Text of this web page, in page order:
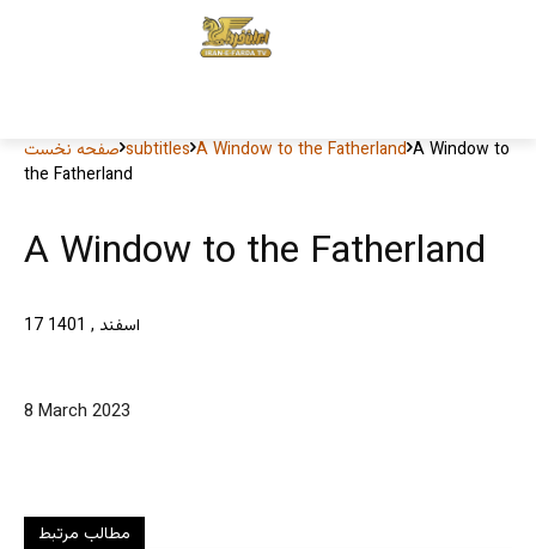
صفحه نخست subtitles A Window to the Fatherland A Window to
the Fatherland
A Window to the Fatherland
17 اسفند , 1401
8 March 2023
مطالب مرتبط